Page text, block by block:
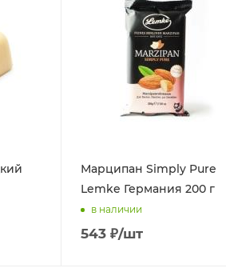
Марципан Simply Pure
Lemke Германия 200 г
в наличии
543₽/шт